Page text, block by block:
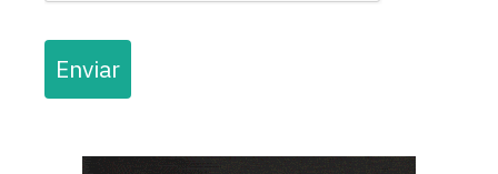
Enviar